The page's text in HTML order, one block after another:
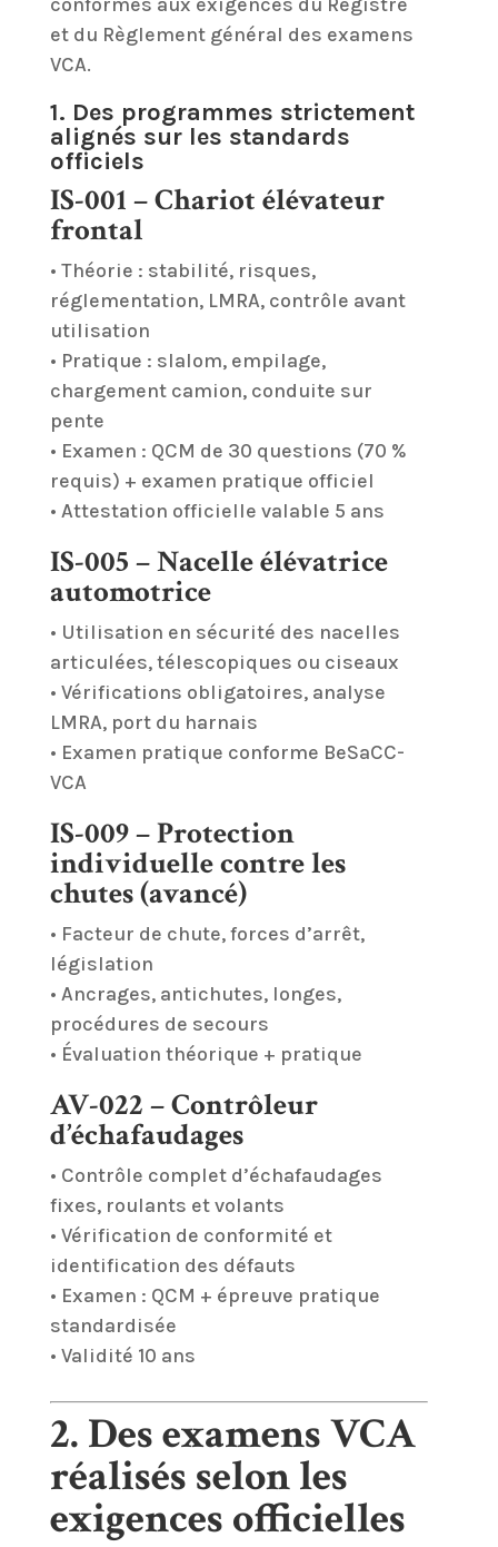
et du Règlement général des examens
VCA.
1. Des programmes strictement
alignés sur les standards
officiels
IS-001 – Chariot élévateur
frontal
• Théorie : stabilité, risques,
réglementation, LMRA, contrôle avant
utilisation
• Pratique : slalom, empilage,
chargement camion, conduite sur
pente
• Examen : QCM de 30 questions (70 %
requis) + examen pratique officiel
• Attestation officielle valable 5 ans
IS-005 – Nacelle élévatrice
automotrice
• Utilisation en sécurité des nacelles
articulées, télescopiques ou ciseaux
• Vérifications obligatoires, analyse
LMRA, port du harnais
• Examen pratique conforme BeSaCC-
VCA
IS-009 – Protection
individuelle contre les
chutes (avancé)
• Facteur de chute, forces d’arrêt,
législation
• Ancrages, antichutes, longes,
procédures de secours
• Évaluation théorique + pratique
AV-022 – Contrôleur
d’échafaudages
• Contrôle complet d’échafaudages
fixes, roulants et volants
• Vérification de conformité et
identification des défauts
• Examen : QCM + épreuve pratique
standardisée
• Validité 10 ans
2. Des examens VCA
réalisés selon les
exigences officielles